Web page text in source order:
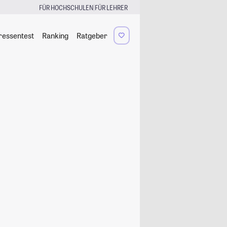
FÜR HOCHSCHULEN|FÜR LEHRER
Ranking Ratgeber